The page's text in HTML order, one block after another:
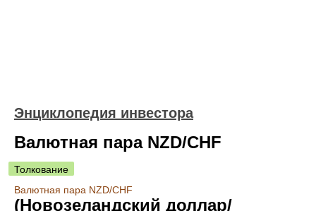
Энциклопедия инвестора
Валютная пара NZD/CHF
Толкование
Валютная пара NZD/CHF
(Новозеландский доллар/